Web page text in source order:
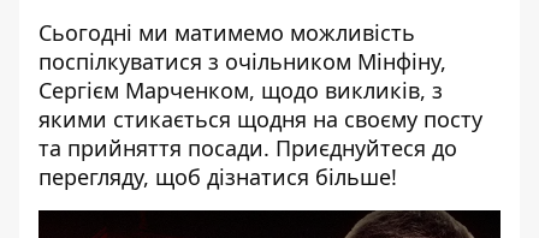
Сьогодні ми матимемо можливість
поспілкуватися з очільником Мінфіну,
Сергієм Марченком, щодо викликів, з
якими стикається щодня на своєму посту
та прийняття посади. Приєднуйтеся до
перегляду, щоб дізнатися більше!